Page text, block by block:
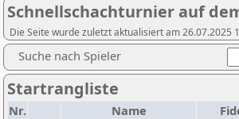
Schnellschachturnier auf
Die Seite wurde zuletzt aktualisiert am 26.07.2025
Suche nach Spieler
Startrangliste
Nr. Name